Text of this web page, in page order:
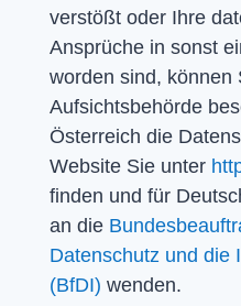
verstößt oder Ihre
Ansprüche in sonst
worden sind, können
Aufsichtsbehörde
Österreich die
Website Sie unter
finden und für
an die
Datenschutz und die
(BfDI) wenden.